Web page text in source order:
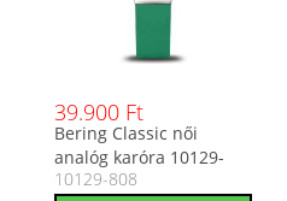
39.900 Ft
Bering Classic női
analóg karóra 10129-
808
10129-808